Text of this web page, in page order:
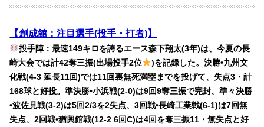
【創成館：注目選手(投手・打者)】
投手陣：最速149キロを誇るエース森下翔太(3年)は、今夏の長
崎大会では計42奪三振(出場投手2位
)を記録した。決勝•九州文
化戦(4-3 延長11回)では11回裏無死満塁までを投げて、失点3・計
168球と好投。準決勝•小浜戦(2-0)は9回9奪三振で完封、準々決勝
•波佐見戦(3-2)は5回2/3を2失点、3回戦•長崎工業戦(6-1)は7回無
失点、2回戦•猶興館戦(12-2 6回C)は4回を奪三振11・無失点と好